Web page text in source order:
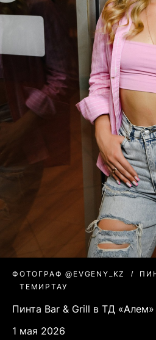
ФОТОГРАФ @EVGENY_KZ
ТЕМИРТАУ
Пинта Bar & Grill в ТД «Алем»
1 мая 2026